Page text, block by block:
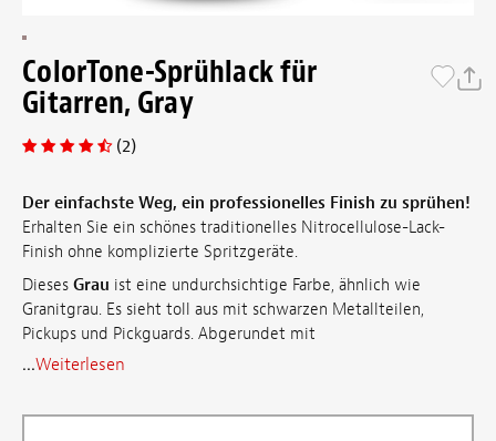
ColorTone-Sprühlack für
Gitarren, Gray
(2)
Der einfachste Weg, ein professionelles Finish zu sprühen!
Erhalten Sie ein schönes traditionelles Nitrocellulose-Lack-
Finish ohne komplizierte Spritzgeräte.
Dieses Grau ist eine undurchsichtige Farbe, ähnlich wie
Granitgrau. Es sieht toll aus mit schwarzen Metallteilen,
Pickups und Pickguards. Abgerundet mit
...Weiterlesen